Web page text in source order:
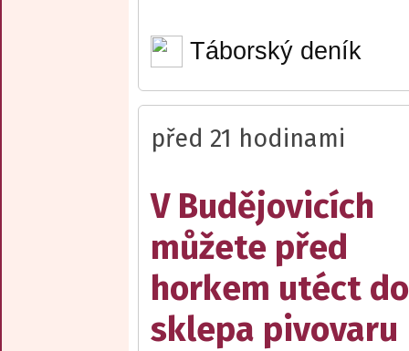
Táborský deník
před 21 hodinami
V Budějovicích
můžete před
horkem utéct do
sklepa pivovaru